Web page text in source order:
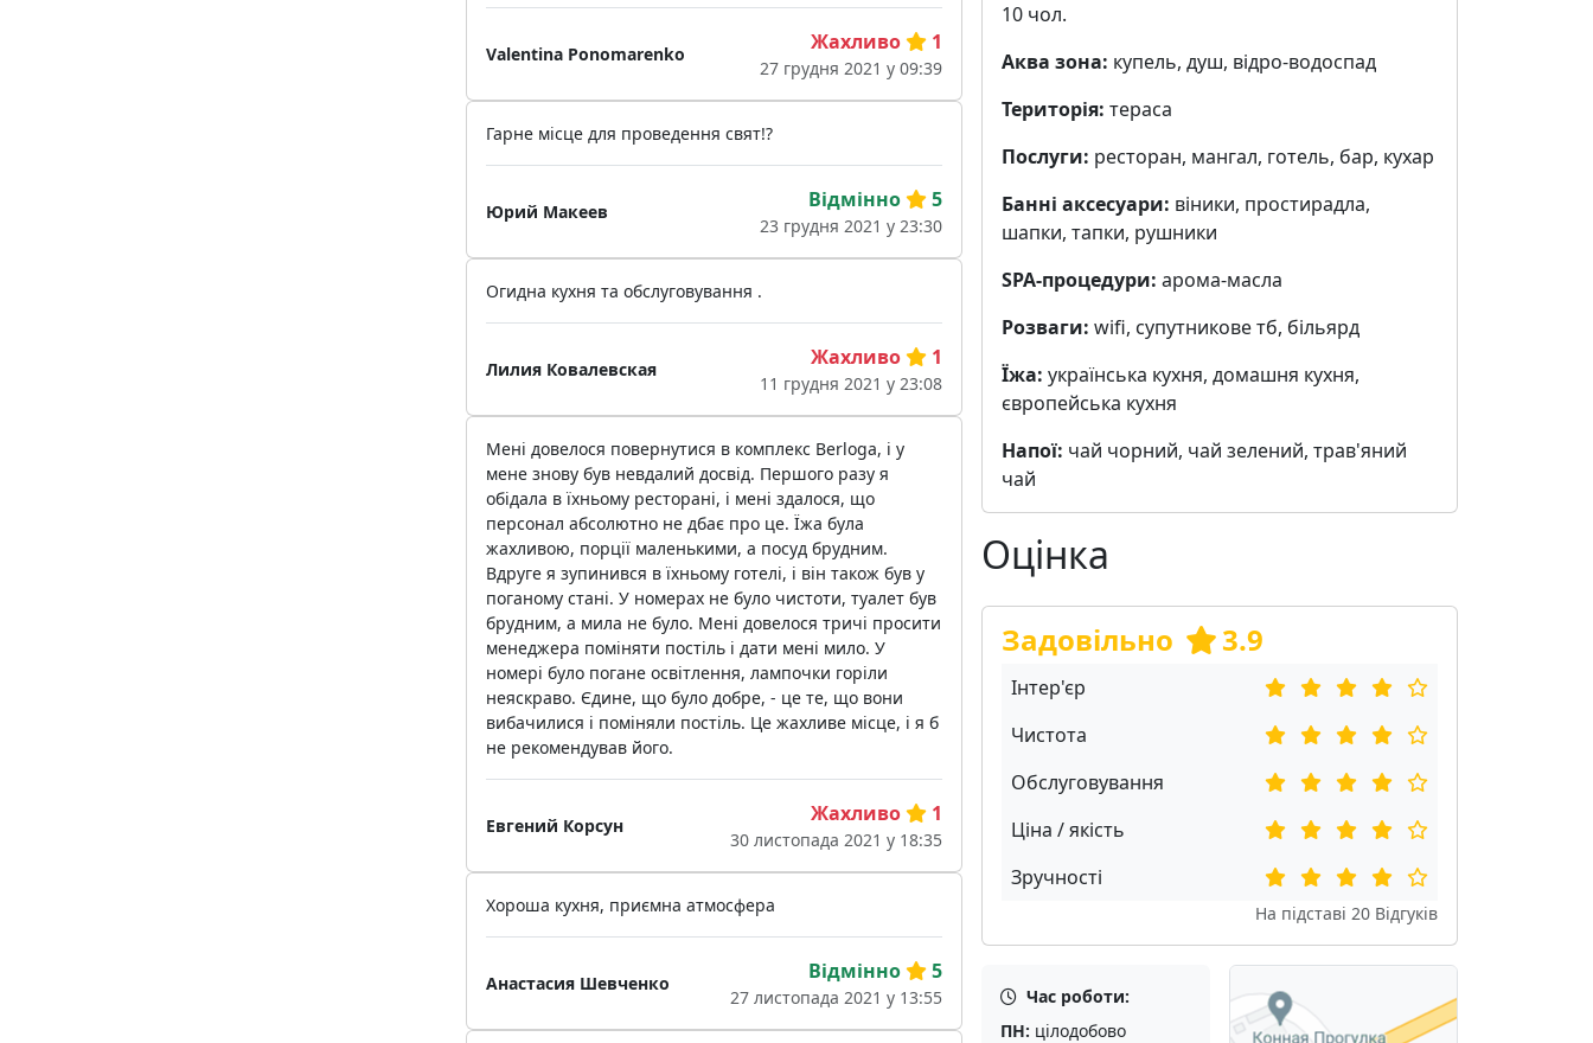
10 чол.
Аква зона: купель, душ, відро-водоспад
Територія: тераса
Послуги: ресторан, мангал, готель, бар, кухар
Банні аксесуари: віники, простирадла,
шапки, тапки, рушники
SPA-процедури: арома-масла
Розваги: wifi, cупутникове тб, більярд
Їжа: українська кухня, домашня кухня,
європейська кухня
Напої: чай чорний, чай зелений, трав'яний
чай
Оцінка
Задовільно 3.9
Інтер'єр
Чистота
Обслуговування
Ціна / якість
Зручності
На підставі 20 Відгуків
Час роботи:
ПН: цілодобово
Valentina Ponomarenko Жахливо 1
27 грудня 2021 у 09:39
Гарне місце для проведення свят!?
Юрий Макеев Відмінно 5
23 грудня 2021 у 23:30
Огидна кухня та обслуговування .
Лилия Ковалевская Жахливо 1
11 грудня 2021 у 23:08
Мені довелося повернутися в комплекс Berloga, і у
мене знову був невдалий досвід. Першого разу я
обідала в їхньому ресторані, і мені здалося, що
персонал абсолютно не дбає про це. Їжа була
жахливою, порції маленькими, а посуд брудним.
Вдруге я зупинився в їхньому готелі, і він також був у
поганому стані. У номерах не було чистоти, туалет був
брудним, а мила не було. Мені довелося тричі просити
менеджера поміняти постіль і дати мені мило. У
номері було погане освітлення, лампочки горіли
неяскраво. Єдине, що було добре, - це те, що вони
вибачилися і поміняли постіль. Це жахливе місце, і я б
не рекомендував його.
Евгений Корсун Жахливо 1
30 листопада 2021 у 18:35
Хороша кухня, приємна атмосфера
Анастасия Шевченко Відмінно 5
27 листопада 2021 у 13:55